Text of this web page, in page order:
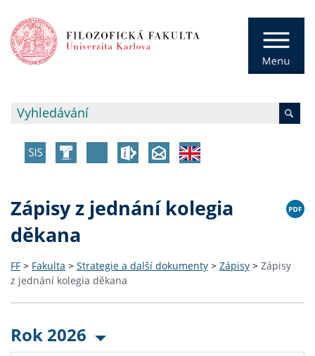
Zápisy z jednání kolegia
děkana
FF > Fakulta > Strategie a další dokumenty > Zápisy > Zápisy
z jednání kolegia děkana
Rok 2026